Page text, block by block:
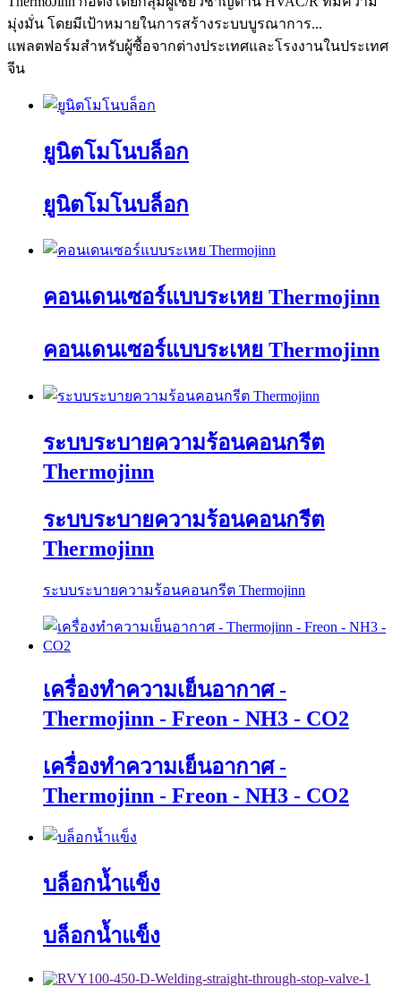
มุ่งมั่น โดยมีเป้าหมายในการสร้างระบบบูรณาการ...
แพลตฟอร์มสำหรับผู้ซื้อจากต่างประเทศและโรงงานในประเทศ
จีน
ยูนิตโมโนบล็อก
ยูนิตโมโนบล็อก
คอนเดนเซอร์แบบระเหย Thermojinn
คอนเดนเซอร์แบบระเหย Thermojinn
ระบบระบายความร้อนคอนกรีต
Thermojinn
ระบบระบายความร้อนคอนกรีต
Thermojinn
ระบบระบายความร้อนคอนกรีต Thermojinn
เครื่องทำความเย็นอากาศ -
Thermojinn - Freon - NH3 - CO2
เครื่องทำความเย็นอากาศ -
Thermojinn - Freon - NH3 - CO2
บล็อกน้ำแข็ง
บล็อกน้ำแข็ง